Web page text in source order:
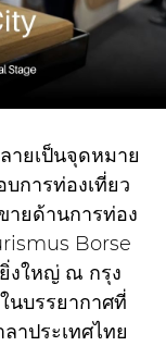
ายเป็นจุดหมาย
การท่องเที่ยว
ายด้านการท่อง
Borse
งใหญ่ ณ กรุง
นบรรยากาศที่
าประเทศไทย